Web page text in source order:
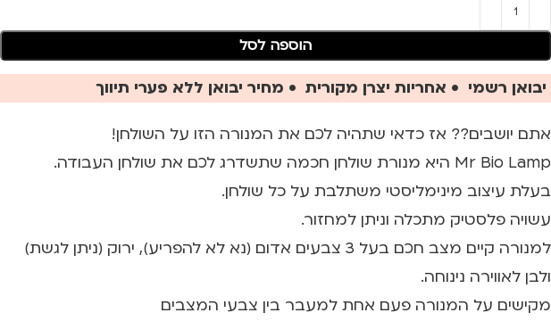
הוספה לסל
יבואן רשמי • אחריות יצרן מקורית • מחיר יבואן ללא פערי תיווך
אתם יושבים?? אז כדאי שתהיה לכם את המנורה הזו על השולחן!
Mr Bio Lamp היא מנורת שולחן חכמה שתשדרג לכם את שולחן העבודה.
בעלת עיצוב מינימליסטי משתלבת על כל שולחן.
עשויה פלסטיק מתכלה וניתן למחזור.
למנורה קיים מצב חכם בעל 3 צבעים אדום (נא לא להפריע), ירוק (ניתן לגשת)
ולבן לאווירה נינוחה.
מקישים על המנורה פעם אחת למעבר בין צבעי המצבים